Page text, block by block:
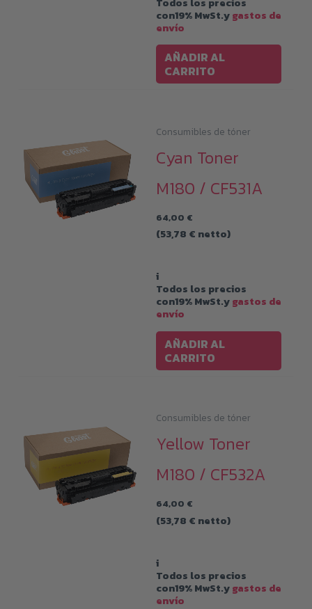
con19% MwSt.ygastos de
envío
AÑADIR AL
CARRITO
Consumibles de tóner
Cyan Toner
M180 / CF531A
64,00 €
(53,78 € netto)
i
Todos los precios
con19% MwSt.ygastos de
envío
AÑADIR AL
CARRITO
Consumibles de tóner
Yellow Toner
M180 / CF532A
64,00 €
(53,78 € netto)
i
Todos los precios
con19% MwSt.ygastos de
envío